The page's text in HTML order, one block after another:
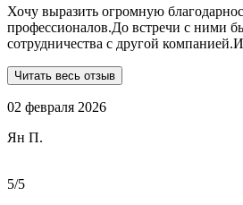
Хочу выразить огромную
профессионалов.До встречи с ними
сотрудничества с другой
профессионалов.Условия,сроки были
уровне.А если возникали вопросы
помощь студентам,то только-
Читать весь отзыв
02 февраля 2026
Ян П.
5/5